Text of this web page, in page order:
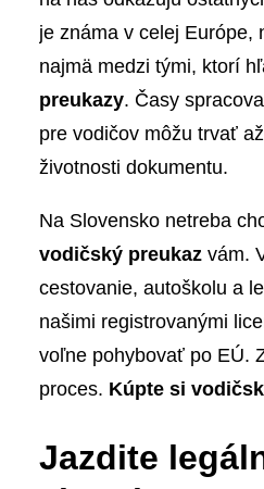
je známa v celej Európe,
najmä medzi tými, ktorí
preukazy. Časy
pre vodičov môžu trvať
životnosti dokumentu.
Na Slovensko netreba
vodičský preukaz vám.
cestovanie, autoškolu a
našimi registrovanými
voľne pohybovať po EÚ.
proces. Kúpte si
Jazdite